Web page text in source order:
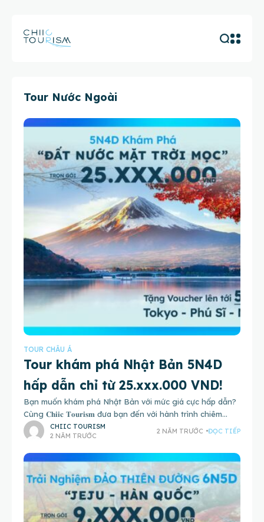
Tour Nước Ngoài
TOUR CHÂU Á
Tour khám phá Nhật Bản 5N4D
hấp dẫn chỉ từ 25.xxx.000 VND!
Bạn muốn khám phá Nhật Bản với mức giá cực hấp dẫn?
Cùng 𝐂𝐡𝐢𝐢𝐜 𝐓𝐨𝐮𝐫𝐢𝐬𝐦 đưa bạn đến với hành trình chiêm
ngưỡng vẻ đẹp của những ngôi chùa cổ
CHIIC TOURISM
2 NĂM TRƯỚC
2 NĂM TRƯỚC ĐỌC TIẾP